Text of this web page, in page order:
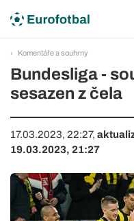
Komentáře a souhrny
Bundesliga -
sesazen z čela
17.03.2023, 22:27,
19.03.2023, 21:27